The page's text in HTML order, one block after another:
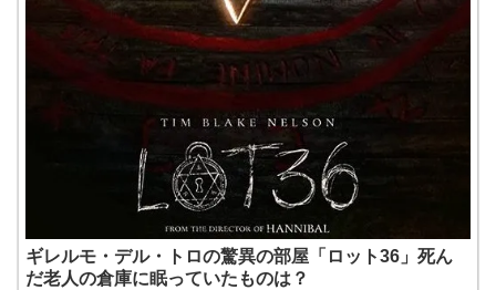
ギレルモ・デル・トロの驚異の部屋「ロット36」死ん
だ老人の倉庫に眠っていたものは？